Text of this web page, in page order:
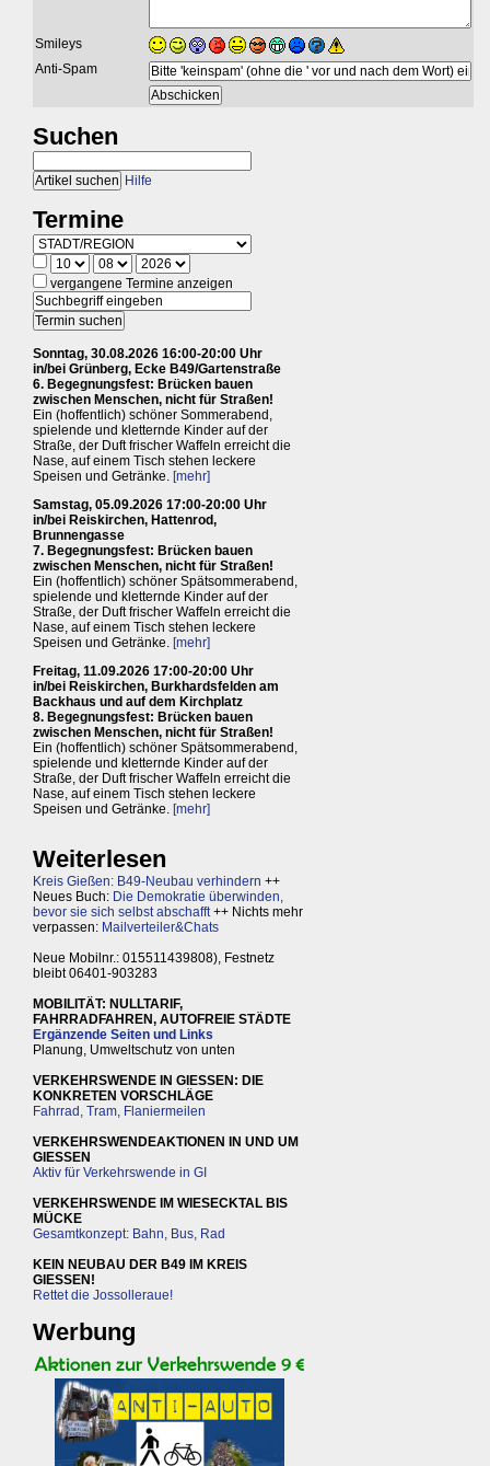
Smileys
Anti-Spam
Suchen
Hilfe
Termine
vergangene Termine anzeigen
Sonntag, 30.08.2026 16:00-20:00 Uhr
in/bei Grünberg, Ecke B49/Gartenstraße
6. Begegnungsfest: Brücken bauen
zwischen Menschen, nicht für Straßen!
Ein (hoffentlich) schöner Sommerabend,
spielende und kletternde Kinder auf der
Straße, der Duft frischer Waffeln erreicht die
Nase, auf einem Tisch stehen leckere
Speisen und Getränke. [mehr]
Samstag, 05.09.2026 17:00-20:00 Uhr
in/bei Reiskirchen, Hattenrod,
Brunnengasse
7. Begegnungsfest: Brücken bauen
zwischen Menschen, nicht für Straßen!
Ein (hoffentlich) schöner Spätsommerabend,
spielende und kletternde Kinder auf der
Straße, der Duft frischer Waffeln erreicht die
Nase, auf einem Tisch stehen leckere
Speisen und Getränke. [mehr]
Freitag, 11.09.2026 17:00-20:00 Uhr
in/bei Reiskirchen, Burkhardsfelden am
Backhaus und auf dem Kirchplatz
8. Begegnungsfest: Brücken bauen
zwischen Menschen, nicht für Straßen!
Ein (hoffentlich) schöner Spätsommerabend,
spielende und kletternde Kinder auf der
Straße, der Duft frischer Waffeln erreicht die
Nase, auf einem Tisch stehen leckere
Speisen und Getränke. [mehr]
Weiterlesen
Kreis Gießen: B49-Neubau verhindern ++
Neues Buch: Die Demokratie überwinden,
bevor sie sich selbst abschafft++ Nichts mehr
verpassen: Mailverteiler&Chats
Neue Mobilnr.: 015511439808), Festnetz
bleibt 06401-903283
MOBILITÄT: NULLTARIF,
FAHRRADFAHREN, AUTOFREIE STÄDTE
Ergänzende Seiten und Links
Planung, Umweltschutz von unten
VERKEHRSWENDE IN GIESSEN: DIE
KONKRETEN VORSCHLÄGE
Fahrrad, Tram, Flaniermeilen
VERKEHRSWENDEAKTIONEN IN UND UM
GIESSEN
Aktiv für Verkehrswende in GI
VERKEHRSWENDE IM WIESECKTAL BIS
MÜCKE
Gesamtkonzept: Bahn, Bus, Rad
KEIN NEUBAU DER B49 IM KREIS
GIESSEN!
Rettet die Jossolleraue!
Werbung